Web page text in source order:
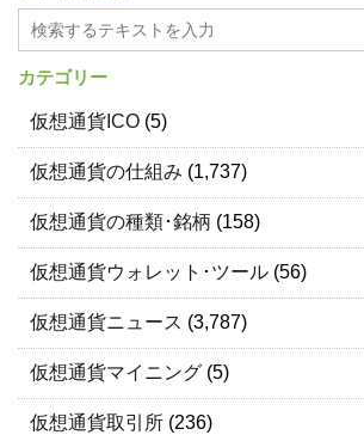
カテゴリー
仮想通貨ICO (5)
仮想通貨の仕組み (1,737)
仮想通貨の種類･銘柄 (158)
仮想通貨ウォレット･ツール (56)
仮想通貨ニュース (3,787)
仮想通貨マイニング (5)
仮想通貨取引所 (236)